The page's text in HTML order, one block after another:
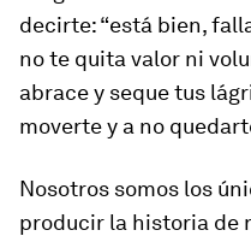
decirte: “está bien,
no te quita valor ni
abrace y seque tus
moverte y a no
Nosotros somos los
producir la historia de